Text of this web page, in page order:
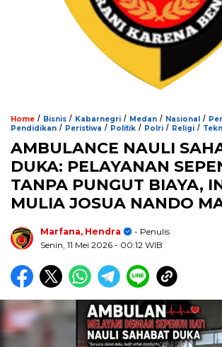
Home / Bisnis / Kabarnegri / Medan / Nasional /
Pendidikan / Peristiwa / Politik / Polri / Religi /
AMBULANCE NAULI
DUKA: PELAYANAN
TANPA PUNGUT BIAYA,
MULIA JOSUA NANDO
Marfana, Hendra
- Penulis
Senin, 11 Mei 2026 - 00:12 WIB